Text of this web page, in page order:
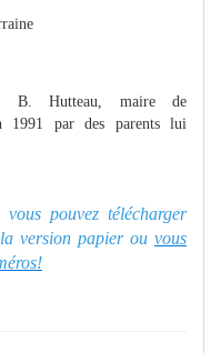
B. Hutteau, maire de
1991 par des parents lui
pouvez télécharger
version papier ou vous